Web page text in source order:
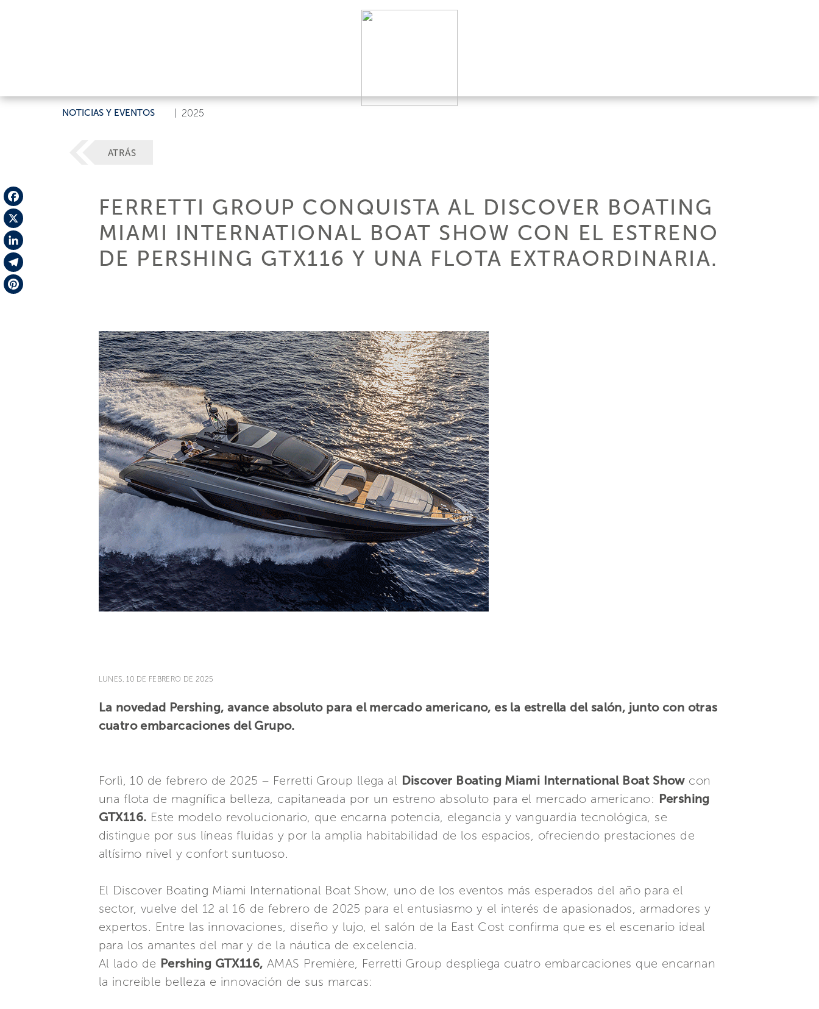
NOTICIAS Y EVENTOS 2025
Facebook
X
LinkedIn
Telegram
ATRÁS
FERRETTI GROUP CONQUISTA AL DISCOVER BOATING
MIAMI INTERNATIONAL BOAT SHOW CON EL ESTRENO
DE PERSHING GTX116 Y UNA FLOTA EXTRAORDINARIA.
LUNES, 10 DE FEBRERO DE 2025
La novedad Pershing, avance absoluto para el mercado americano, es la estrella del salón, junto con otras
cuatro embarcaciones del Grupo.
Forlì, 10 de febrero de 2025 – Ferretti Group llega al Discover Boating Miami International Boat Showcon
una flota de magnífica belleza, capitaneada por un estreno absoluto para el mercado americano: Pershing
GTX116. Este modelo revolucionario, que encarna potencia, elegancia y vanguardia tecnológica, se
distingue por sus líneas fluidas y por la amplia habitabilidad de los espacios, ofreciendo prestaciones de
altísimo nivel y confort suntuoso.
El Discover Boating Miami International Boat Show, uno de los eventos más esperados del año para el
sector, vuelve del 12 al 16 de febrero de 2025 para el entusiasmo y el interés de apasionados, armadores y
expertos. Entre las innovaciones, diseño y lujo, el salón de la East Cost confirma que es el escenario ideal
para los amantes del mar y de la náutica de excelencia.
Al lado de Pershing GTX116, AMAS Première, Ferretti Group despliega cuatro embarcaciones que encarnan
la increíble belleza e innovación de sus marcas: